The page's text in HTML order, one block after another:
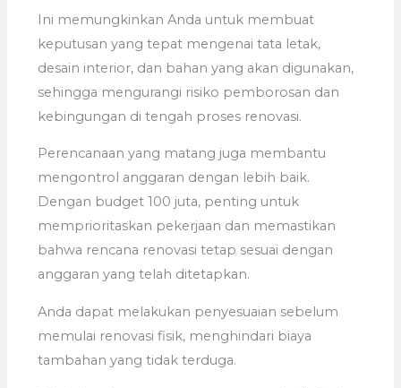
Ini memungkinkan Anda untuk membuat
keputusan yang tepat mengenai tata letak,
desain interior, dan bahan yang akan digunakan,
sehingga mengurangi risiko pemborosan dan
kebingungan di tengah proses renovasi.
Perencanaan yang matang juga membantu
mengontrol anggaran dengan lebih baik.
Dengan budget 100 juta, penting untuk
memprioritaskan pekerjaan dan memastikan
bahwa rencana renovasi tetap sesuai dengan
anggaran yang telah ditetapkan.
Anda dapat melakukan penyesuaian sebelum
memulai renovasi fisik, menghindari biaya
tambahan yang tidak terduga.